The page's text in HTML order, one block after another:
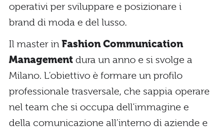
operativi per sviluppare e posizionare i
brand di moda e del lusso.
Il master in Fashion Communication
Management dura un anno e si svolge a
Milano. L’obiettivo è formare un profilo
professionale trasversale, che sappia operare
nel team che si occupa dell’immagine e
della comunicazione all’interno di aziende e